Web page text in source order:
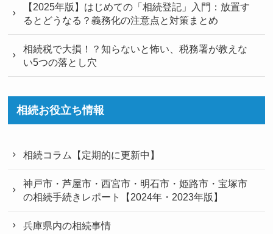
【2025年版】はじめての「相続登記」入門：放置す
るとどうなる？義務化の注意点と対策まとめ
相続税で大損！？知らないと怖い、税務署が教えな
い5つの落とし穴
相続お役立ち情報
相続コラム【定期的に更新中】
神戸市・芦屋市・西宮市・明石市・姫路市・宝塚市
の相続手続きレポート【2024年・2023年版】
兵庫県内の相続事情